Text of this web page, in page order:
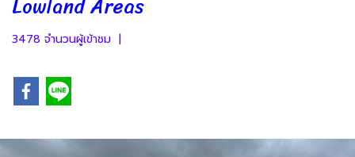
3478 จำนวนผู้เข้าชม |